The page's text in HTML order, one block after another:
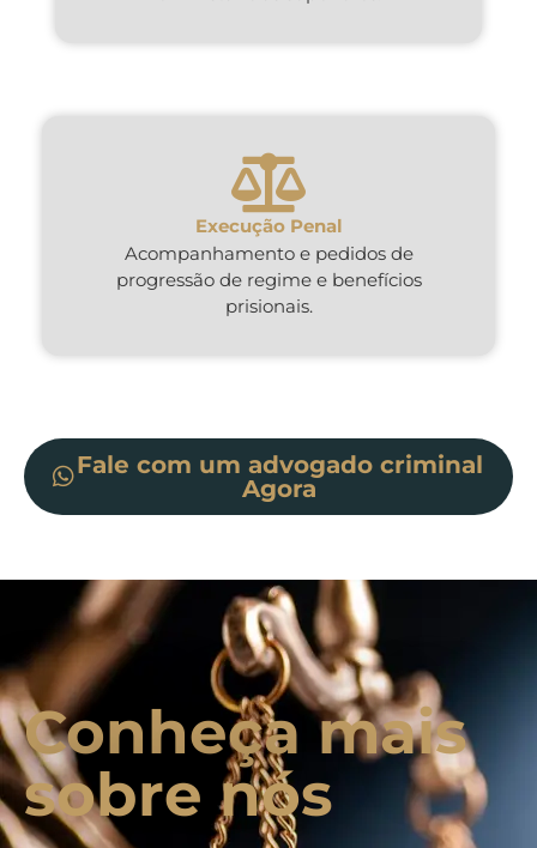
Execução Penal
Acompanhamento e pedidos de
progressão de regime e benefícios
prisionais.
Fale com um advogado criminal
Agora
Conheça mais
sobre nós